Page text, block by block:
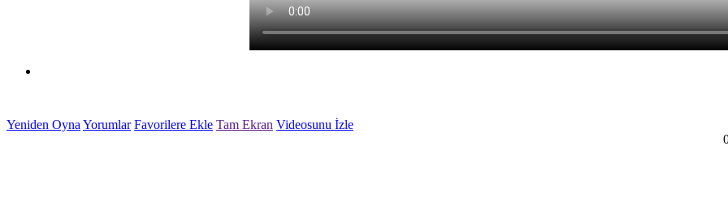
Yeniden Oyna Yorumlar Favorilere Ekle Tam Ekran Videosunu İzle